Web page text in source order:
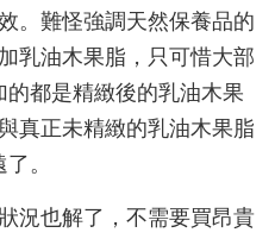
。難怪強調天然保養品的
乳油木果脂，只可惜大部
都是精緻後的乳油木果
真正未精緻的乳油木果脂
。
況也解了，不需要買昂貴